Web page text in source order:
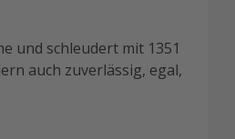
und schleudert mit 1351
auch zuverlässig, egal,